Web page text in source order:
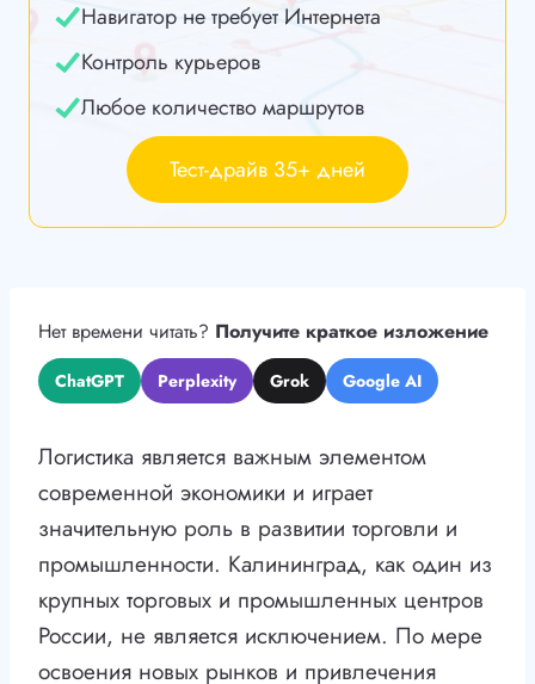
Навигатор не требует Интернета
Контроль курьеров
Любое количество маршрутов
Тест-драйв 35+ дней
Нет времени читать? Получите краткое изложение
ChatGPT Perplexity Grok Google AI
Логистика является важным элементом
современной экономики и играет
значительную роль в развитии торговли и
промышленности. Калининград, как один из
крупных торговых и промышленных центров
России, не является исключением. По мере
освоения новых рынков и привлечения